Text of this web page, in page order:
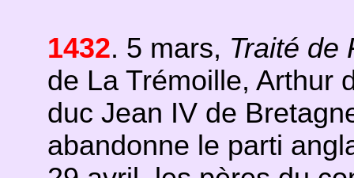
1432. 5 mars, Traité de
de La Trémoille, Arthur
duc Jean IV de
abandonne le parti